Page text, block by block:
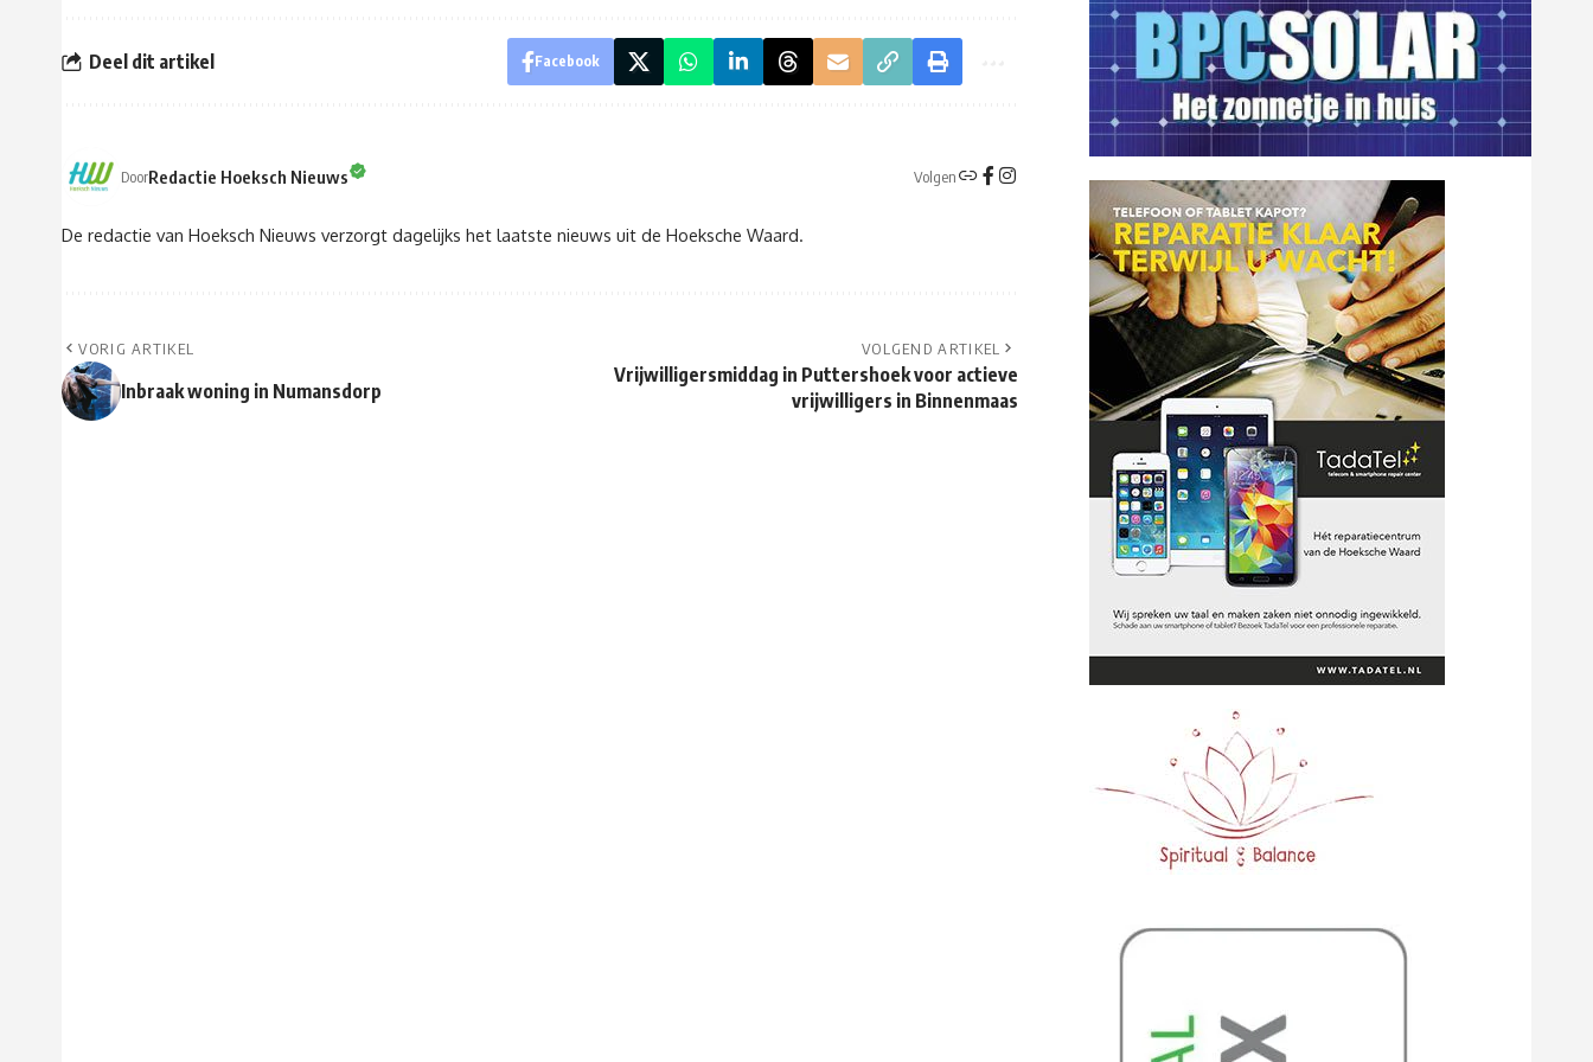
Deel dit artikel Facebook
DoorRedactie Hoeksch Nieuws Volgen
De redactie van Hoeksch Nieuws verzorgt dagelijks het laatste nieuws uit de Hoeksche Waard.
VORIG ARTIKEL
Inbraak woning in Numansdorp
VOLGEND ARTIKEL
Vrijwilligersmiddag in Puttershoek voor actieve
vrijwilligers in Binnenmaas